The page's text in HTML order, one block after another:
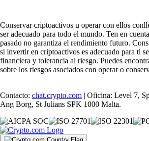
Conservar criptoactivos u operar con ellos
ser adecuado para todo el mundo. Ten en
pasado no garantiza el rendimiento futuro.
si invertir en criptoactivos es adecuado para ti
financiera y tolerancia al riesgo. Puedes
sobre los riesgos asociados con operar o
Contacto: chat.crypto.com | Oficina: Level 7,
Ang Borg, St Julians SPK 1000 Malta.